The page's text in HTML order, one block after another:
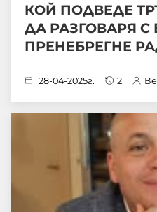
КОЙ ПОДВЕДЕ
ДА РАЗГОВАРЯ
ПРЕНЕБРЕГНЕ
28-04-2025г. 2